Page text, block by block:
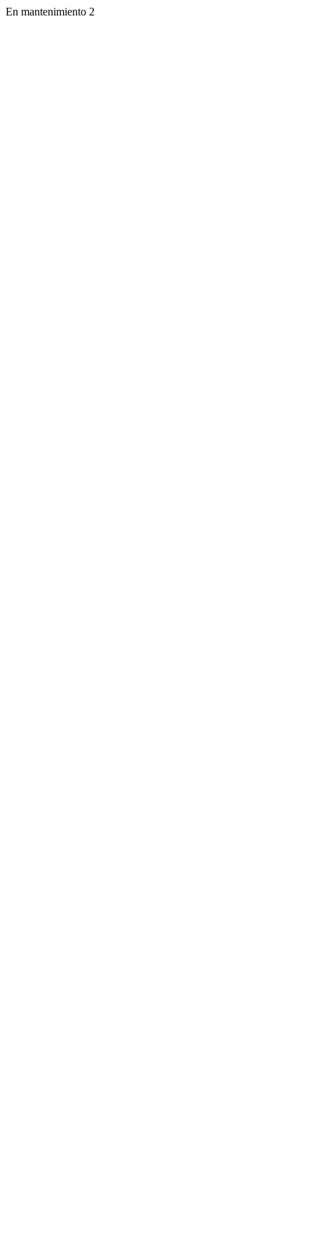
En mantenimiento 2